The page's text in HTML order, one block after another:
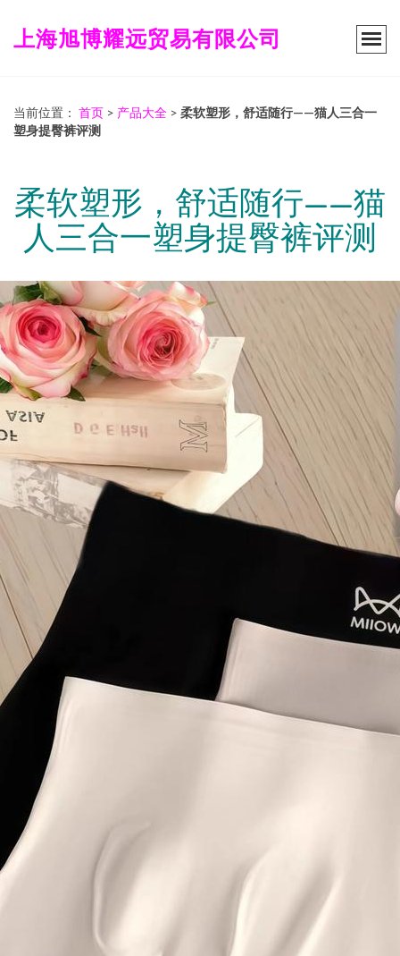
上海旭博耀远贸易有限公司
当前位置： 首页 > 产品大全 > 柔软塑形，舒适随行——猫人三合一
塑身提臀裤评测
柔软塑形，舒适随行——猫
人三合一塑身提臀裤评测